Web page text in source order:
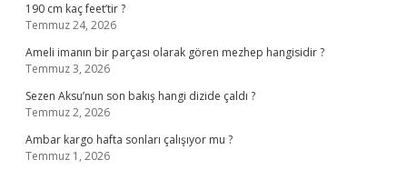
190 cm kaç feet’tir ?
Temmuz 24, 2026
Ameli imanın bir parçası olarak gören mezhep hangisidir ?
Temmuz 3, 2026
Sezen Aksu’nun son bakış hangi dizide çaldı ?
Temmuz 2, 2026
Ambar kargo hafta sonları çalışıyor mu ?
Temmuz 1, 2026